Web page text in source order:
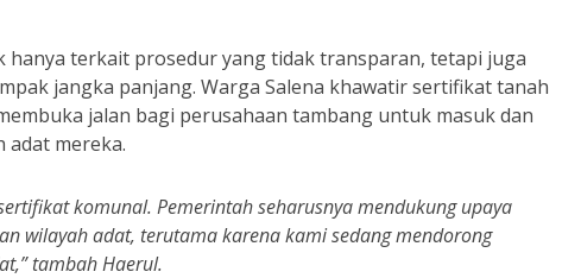
hanya terkait prosedur yang tidak transparan, tetapi juga
jangka panjang. Warga Salena khawatir sertifikat tanah
jalan bagi perusahaan tambang untuk masuk dan
adat mereka.
komunal. Pemerintah seharusnya mendukung upaya
wilayah adat, terutama karena kami sedang mendorong
tambah Haerul.